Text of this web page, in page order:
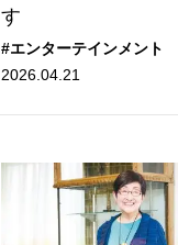
す
#エンターテインメント
2026.04.21